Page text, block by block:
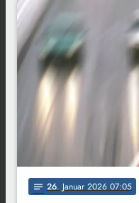
notes 26. Januar 2026 07:05